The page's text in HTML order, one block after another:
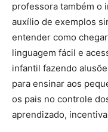
professora também o
auxílio de exemplos
entender como
linguagem fácil e
infantil fazendo
para ensinar aos
os pais no controle
aprendizado,